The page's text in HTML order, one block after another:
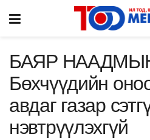
БАЯР
Бөхчүүдийн
авдаг газар
нэвтрүүлэхгүй